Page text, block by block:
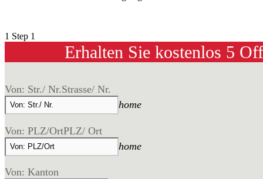
1 Step 1
Erhalten Sie kostenlos 5
Von: Str./ Nr.Strasse/ Nr.
home
Von: PLZ/OrtPLZ/ Ort
home
Von: Kanton